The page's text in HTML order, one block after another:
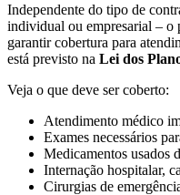
Independente do tipo de
individual ou empresarial – o
garantir cobertura para
está previsto na Lei dos
Veja o que deve ser coberto:
Atendimento médico
Exames necessários
Medicamentos usados
Internação hospitalar,
Cirurgias de